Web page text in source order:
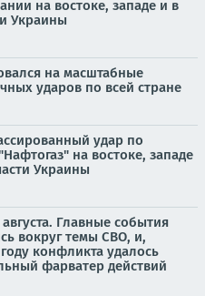
на востоке, западе и в
Украины
на масштабные
ударов по всей стране
удар по
на востоке, западе
Украины
Главные события
вокруг темы СВО, и,
конфликта удалось
фарватер действий